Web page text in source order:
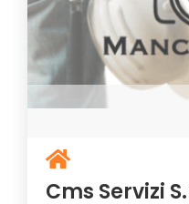
Cms Servizi